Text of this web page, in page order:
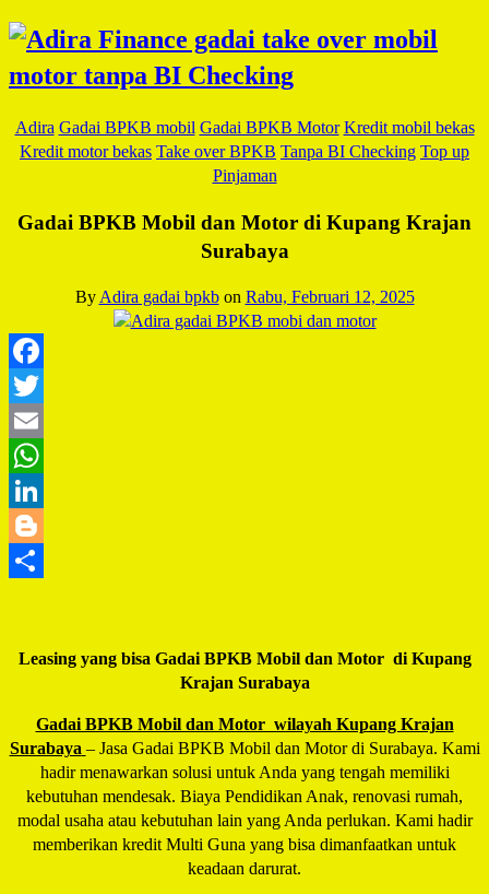
Adira Gadai BPKB mobil Gadai BPKB Motor Kredit mobil bekas
Kredit motor bekas Take over BPKB Tanpa BI Checking Top up
Pinjaman
Gadai BPKB Mobil dan Motor di Kupang Krajan
Surabaya
By Adira gadai bpkb on Rabu, Februari 12, 2025
Leasing yang bisa Gadai BPKB Mobil dan Motor di Kupang
Krajan Surabaya
Gadai BPKB Mobil dan Motor wilayah Kupang Krajan
Surabaya – Jasa Gadai BPKB Mobil dan Motor di Surabaya. Kami
hadir menawarkan solusi untuk Anda yang tengah memiliki
kebutuhan mendesak. Biaya Pendidikan Anak, renovasi rumah,
modal usaha atau kebutuhan lain yang Anda perlukan. Kami hadir
memberikan kredit Multi Guna yang bisa dimanfaatkan untuk
keadaan darurat.